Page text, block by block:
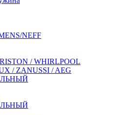
NEFF
/ WHIRLPOOL
/ ZANUSSI / AEG